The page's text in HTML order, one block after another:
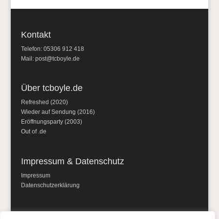
Kontakt
Telefon: 05306 912 418
Mail: post@tcboyle.de
Über tcboyle.de
Refreshed (2020)
Wieder auf Sendung (2016)
Eröffnungsparty (2003)
Out of .de
Impressum & Datenschutz
Impressum
Datenschutzerklärung